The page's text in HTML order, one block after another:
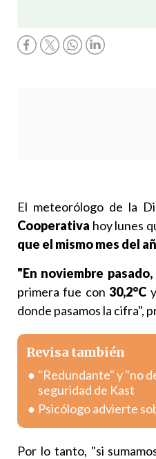
El meteorólogo de la
Cooperativa hoy lunes
que el mismo mes del
"En noviembre pasado,
primera fue con30,2°C
donde pasamos la cifra",
Revisa también
"Redundante" y "no
seguridad de Kast
Psicólogo advierte
Por lo tanto, "si